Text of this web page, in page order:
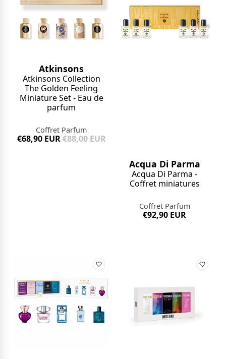
Atkinsons
Atkinsons Collection
The Golden Feeling
Miniature Set - Eau de
parfum
Coffret Parfum
€68,90 EUR€88,00 EUR
Acqua Di Parma
Acqua Di Parma -
Coffret miniatures
Coffret Parfum
€92,90 EUR